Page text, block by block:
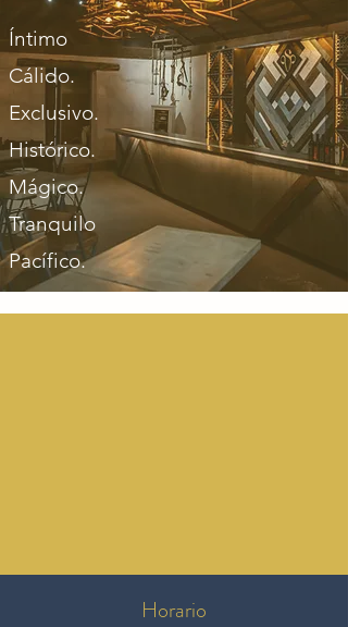
Íntimo
Cálido.
Exclusivo.
Histórico.
Mágico.
Tranquilo
Pacífico.
Horario